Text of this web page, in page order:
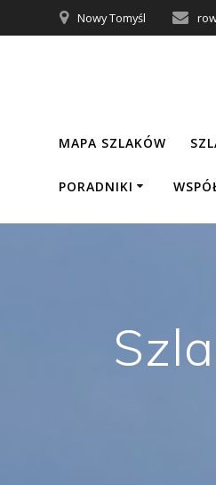
Nowy Tomyśl
MAPA SZLAKÓW
PORADNIKI